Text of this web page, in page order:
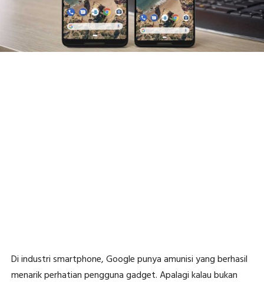
Di industri smartphone, Google punya amunisi yang berhasil
menarik perhatian pengguna gadget. Apalagi kalau bukan